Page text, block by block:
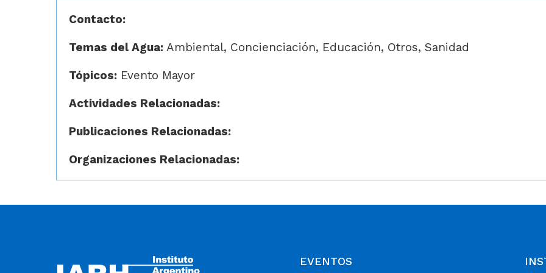
Contacto:
Temas del Agua: Ambiental, Concienciación, Educación, Otros, Sanidad
Tópicos: Evento Mayor
Actividades Relacionadas:
Publicaciones Relacionadas:
Organizaciones Relacionadas:
EVENTOS